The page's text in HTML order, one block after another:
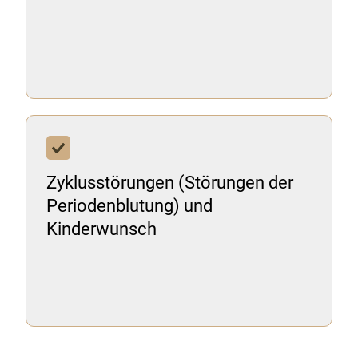
Zyklusstörungen (Störungen der
Periodenblutung) und
Kinderwunsch